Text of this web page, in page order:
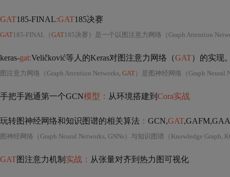
GAT185-FINAL:GAT185决赛
GAT185-FINAL（GAT185决赛）是一个以图注意力网络（Graph Attention
keras-gat:Veličković等人的Keras对图注意力网络（GAT）的实现
图注意力网络（Graph Attention Networks, GAT）是图神经网络（Graph Neural
手把手跑通第一个GCN模型： 从环境搭建到 Cora实战
玩转图神经网络和知识图谱的相关算法 ： GCN,GAT
GAT图注意力机制 实战： 从张量对齐到热力图可视化